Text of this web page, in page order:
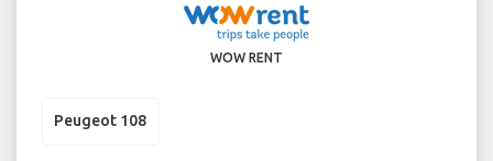
WOW RENT
Peugeot 108